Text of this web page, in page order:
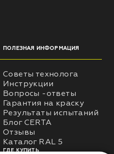
ПОЛЕЗНАЯ ИНФОРМАЦИЯ
Советы технолога
Инструкции
Вопросы -ответы
Гарантия на краску
Результаты испытаний
Блог CERTA
Отзывы
Каталог RAL 5
ГДЕ КУПИТЬ